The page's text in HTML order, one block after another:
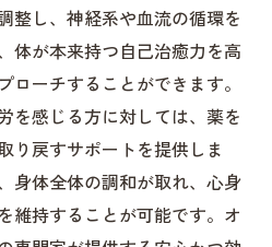
整し、神経系や血流の循環を
体が本来持つ自己治癒力を高
ローチすることができます。
を感じる方に対しては、薬を
り戻すサポートを提供しま
身体全体の調和が取れ、心身
維持することが可能です。オ